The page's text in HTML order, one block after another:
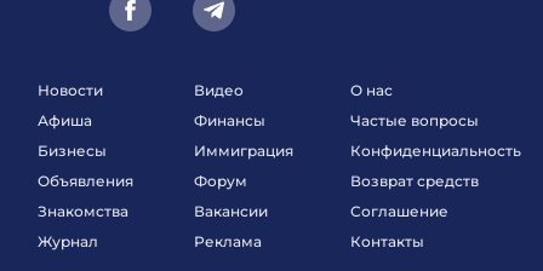
Новости
Афиша
Бизнесы
Объявления
Знакомства
Журнал
Видео
Финансы
Иммиграция
Форум
Вакансии
Реклама
О нас
Частые вопросы
Конфиденциальность
Возврат средств
Соглашение
Контакты